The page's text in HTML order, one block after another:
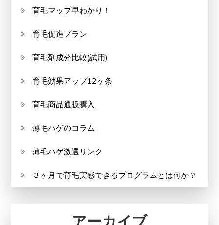
育毛マップ早わかり！
育毛促進プラン
育毛剤成分比較(試用)
育毛効果アップ12ヶ条
育毛商品通販購入
薄毛ハゲのコラム
薄毛ハゲ激選リンク
３ヶ月で育毛実感できるプログラムとは何か？
アーカイブ